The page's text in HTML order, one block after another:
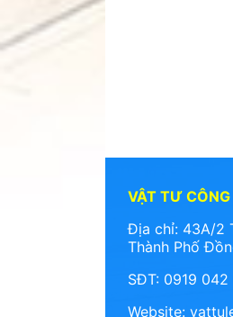
VẬT TƯ CÔNG
Địa chỉ: 43A/2
Thành Phố
SĐT: 0919
Website: